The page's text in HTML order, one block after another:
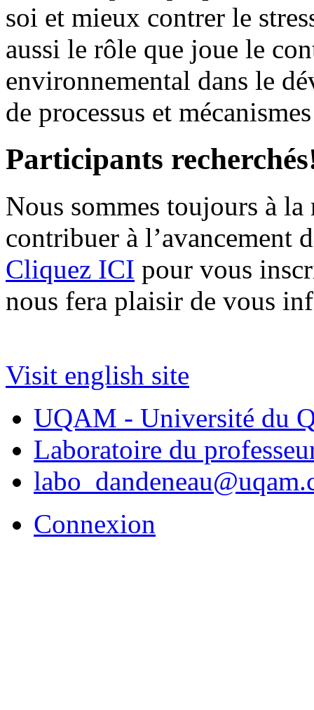
soi et mieux contrer le
aussi le rôle que joue le
environnemental dans le
de processus et
Participants
Nous sommes toujours à
contribuer à l’avancement
Cliquez ICI pour vous
nous fera plaisir de vous
Visit english site
UQAM - Université du
Laboratoire du
Connexion